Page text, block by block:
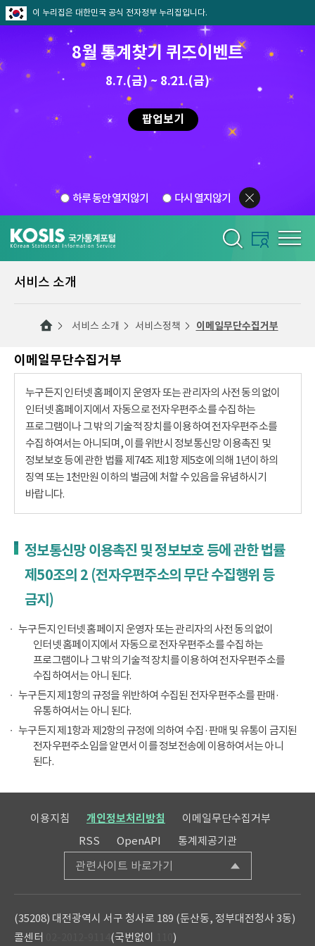
이 누리집은 대한민국 공식 전자정부 누리집입니다.
8월 통계찾기 퀴즈이벤트
8.7.(금) ~ 8.21.(금)
팝업보기
하루 동안 열지않기 다시 열지않기
서비스 소개
서비스 소개 서비스정책 이메일무단수집거부
이메일무단수집거부
누구든지 인터넷 홈페이지 운영자 또는 관리자의 사전 동의 없이
인터넷 홈페이지에서 자동으로 전자우편주소를 수집하는
프로그램이나 그 밖의 기술적 장치를 이용하여 전자우편주소를
수집하여서는 아니되며, 이를 위반시 정보통신망 이용촉진 및
정보보호 등에 관한 법률 제74조 제1항 제5호에 의해 1년이하의
징역 또는 1천만원 이하의 벌금에 처할 수 있음을 유념하시기
바랍니다.
정보통신망 이용촉진 및 정보보호 등에 관한 법률
제50조의 2 (전자우편주소의 무단 수집행위 등
금지)
누구든지 인터넷 홈페이지 운영자 또는 관리자의 사전 동의 없이
인터넷 홈페이지에서 자동으로 전자우편주소를 수집하는
프로그램이나 그 밖의 기술적 장치를 이용하여 전자우편주소를
수집하여서는 아니 된다.
누구든지 제1항의 규정을 위반하여 수집된 전자우편주소를 판매·
유통하여서는 아니 된다.
누구든지 제1항과 제2항의 규정에 의하여 수집·판매 및 유통이 금지된
전자우편주소임을 알면서 이를 정보전송에 이용하여서는 아니
된다.
이용지침 개인정보처리방침
이메일무단수집거부
RSS
OpenAPI 통계제공기관
관련사이트 바로가기
(35208) 대전광역시 서구 청사로 189 (둔산동, 정부대전청사 3동)
콜센터
(국번없이 )